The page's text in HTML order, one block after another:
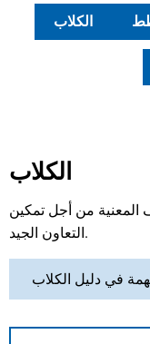
الكلاب
الكلاب
المعنية من أجل تمكين
التعاون الجيد.
في دليل الكلاب